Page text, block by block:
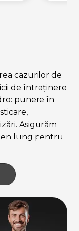
cazurilor de
de întreținere
punere în
Asigurăm
lung pentru